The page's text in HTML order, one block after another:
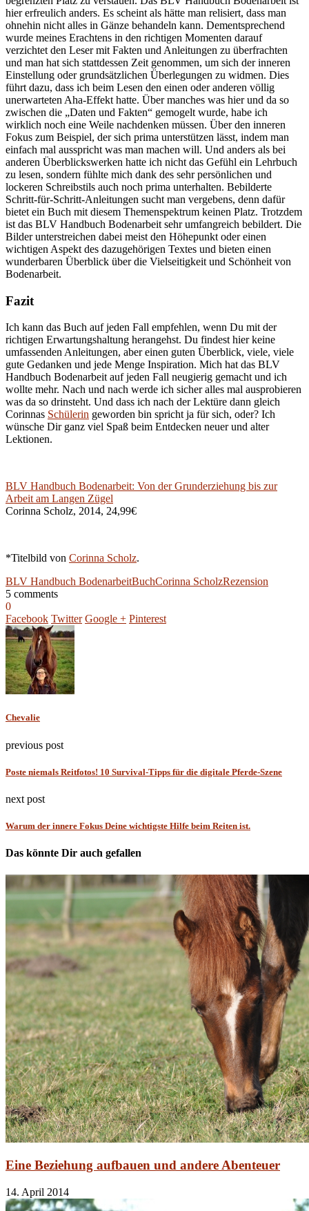
hier erfreulich anders. Es scheint als hätte man relisiert, dass man
ohnehin nicht alles in Gänze behandeln kann. Dementsprechend
wurde meines Erachtens in den richtigen Momenten darauf
verzichtet den Leser mit Fakten und Anleitungen zu überfrachten
und man hat sich stattdessen Zeit genommen, um sich der inneren
Einstellung oder grundsätzlichen Überlegungen zu widmen. Dies
führt dazu, dass ich beim Lesen den einen oder anderen völlig
unerwarteten Aha-Effekt hatte. Über manches was hier und da so
zwischen die „Daten und Fakten“ gemogelt wurde, habe ich
wirklich noch eine Weile nachdenken müssen. Über den inneren
Fokus zum Beispiel, der sich prima unterstützen lässt, indem man
einfach mal ausspricht was man machen will. Und anders als bei
anderen Überblickswerken hatte ich nicht das Gefühl ein Lehrbuch
zu lesen, sondern fühlte mich dank des sehr persönlichen und
lockeren Schreibstils auch noch prima unterhalten. Bebilderte
Schritt-für-Schritt-Anleitungen sucht man vergebens, denn dafür
bietet ein Buch mit diesem Themenspektrum keinen Platz. Trotzdem
ist das BLV Handbuch Bodenarbeit sehr umfangreich bebildert. Die
Bilder unterstreichen dabei meist den Höhepunkt oder einen
wichtigen Aspekt des dazugehörigen Textes und bieten einen
wunderbaren Überblick über die Vielseitigkeit und Schönheit von
Bodenarbeit.
Fazit
Ich kann das Buch auf jeden Fall empfehlen, wenn Du mit der
richtigen Erwartungshaltung herangehst. Du findest hier keine
umfassenden Anleitungen, aber einen guten Überblick, viele, viele
gute Gedanken und jede Menge Inspiration. Mich hat das BLV
Handbuch Bodenarbeit auf jeden Fall neugierig gemacht und ich
wollte mehr. Nach und nach werde ich sicher alles mal ausprobieren
was da so drinsteht. Und dass ich nach der Lektüre dann gleich
Corinnas Schülerin geworden bin spricht ja für sich, oder? Ich
wünsche Dir ganz viel Spaß beim Entdecken neuer und alter
Lektionen.
BLV Handbuch Bodenarbeit: Von der Grunderziehung bis zur
Arbeit am Langen Zügel
Corinna Scholz, 2014, 24,99€
*Titelbild von Corinna Scholz.
BLV Handbuch BodenarbeitBuchCorinna ScholzRezension
5 comments
0
Facebook Twitter Google + Pinterest
Chevalie
previous post
Poste niemals Reitfotos! 10 Survival-Tipps für die digitale Pferde-Szene
next post
Warum der innere Fokus Deine wichtigste Hilfe beim Reiten ist.
Das könnte Dir auch gefallen
Eine Beziehung aufbauen und andere Abenteuer
14. April 2014